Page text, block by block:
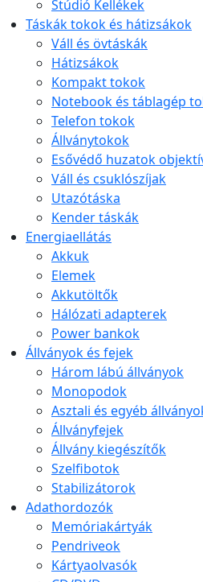
Stúdió Kellékek
Táskák tokok és hátizsákok
Váll és övtáskák
Hátizsákok
Kompakt tokok
Notebook és táblagép
Telefon tokok
Állványtokok
Esővédő huzatok
Váll és csuklószíjak
Utazótáska
Kender táskák
Energiaellátás
Akkuk
Elemek
Akkutöltők
Hálózati adapterek
Power bankok
Állványok és fejek
Három lábú állványok
Monopodok
Asztali és egyéb
Állványfejek
Állvány kiegészítők
Szelfibotok
Stabilizátorok
Adathordozók
Memóriakártyák
Pendriveok
Kártyaolvasók